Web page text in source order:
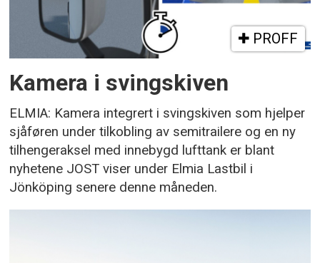
PROFF
Kamera i svingskiven
ELMIA: Kamera integrert i svingskiven som hjelper
sjåføren under tilkobling av semitrailere og en ny
tilhengeraksel med innebygd lufttank er blant
nyhetene JOST viser under Elmia Lastbil i
Jönköping senere denne måneden.